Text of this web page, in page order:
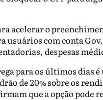
acelerar o
com conta
despesas
para os últimos dias
de 20% sobre os
que a opção pode